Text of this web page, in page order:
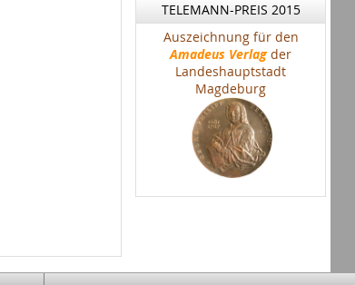
TELEMANN-PREIS 2015
Auszeichnung für den
Amadeus Verlag der
Landeshauptstadt
Magdeburg